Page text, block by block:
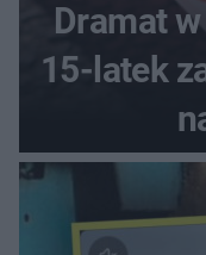
Dramat
15-latek